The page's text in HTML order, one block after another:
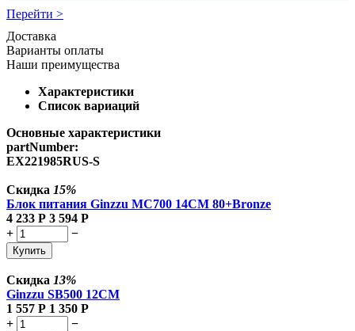
Перейти >
Доставка
Варианты оплаты
Наши преимущества
Характеристики
Список вариаций
Основные характеристики
partNumber:
EX221985RUS-S
Скидка 15%
Блок питания Ginzzu MC700 14CM 80+Bronze
4 233 Р 3 594 Р
+
−
Купить
Скидка 13%
Ginzzu SB500 12CM
1 557 Р 1 350 Р
+
−